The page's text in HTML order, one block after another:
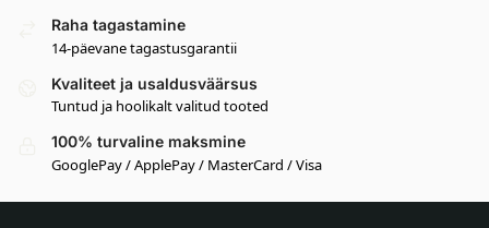
Raha tagastamine
14-päevane tagastusgarantii
Kvaliteet ja usaldusväärsus
Tuntud ja hoolikalt valitud tooted
100% turvaline maksmine
GooglePay / ApplePay / MasterCard / Visa